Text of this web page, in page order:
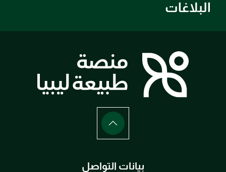
البلاغات
بيانات التواصل